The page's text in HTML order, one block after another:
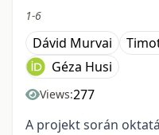
1-6
Dávid Murvai
Géza Husi
Views:277
A projekt során